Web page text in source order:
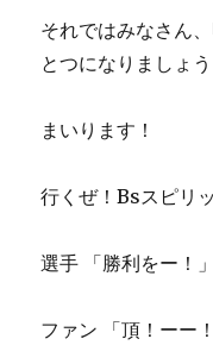
それではみなさん
とつになりましょう
まいります！
行くぜ！Bsスピリ
選手 「勝利をー！」
ファン 「頂！ーー！